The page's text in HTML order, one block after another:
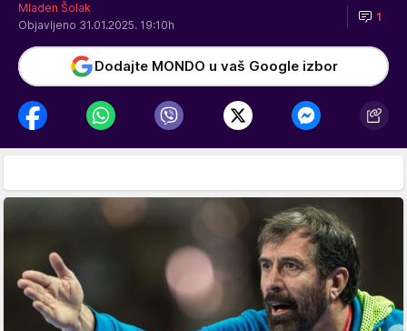
Mladen Šolak
Objavljeno 31.01.2025. 19:10h
1
Dodajte MONDO u vaš Google izbor